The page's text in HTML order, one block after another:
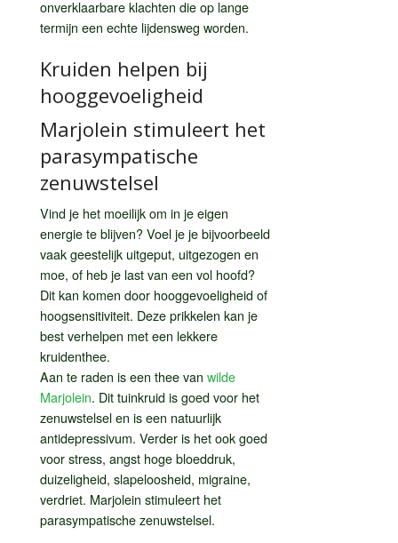
onverklaarbare klachten die op lange
termijn een echte lijdensweg worden.
Kruiden helpen bij
hooggevoeligheid
Marjolein stimuleert het
parasympatische
zenuwstelsel
Vind je het moeilijk om in je eigen
energie te blijven? Voel je je bijvoorbeeld
vaak geestelijk uitgeput, uitgezogen en
moe, of heb je last van een vol hoofd?
Dit kan komen door hooggevoeligheid of
hoogsensitiviteit. Deze prikkelen kan je
best verhelpen met een lekkere
kruidenthee.
Aan te raden is een thee van wilde
Marjolein. Dit tuinkruid is goed voor het
zenuwstelsel en is een natuurlijk
antidepressivum. Verder is het ook goed
voor stress, angst hoge bloeddruk,
duizeligheid, slapeloosheid, migraine,
verdriet. Marjolein stimuleert het
parasympatische zenuwstelsel.